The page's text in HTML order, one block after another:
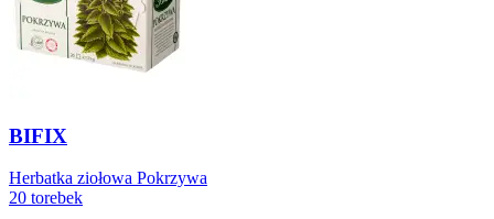
BIFIX
Herbatka ziołowa Pokrzywa
20 torebek